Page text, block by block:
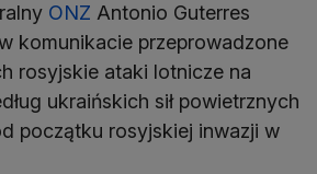
ONZ Antonio Guterres
komunikacie przeprowadzone
rosyjskie ataki lotnicze na
ukraińskich sił powietrznych
początku rosyjskiej inwazji w